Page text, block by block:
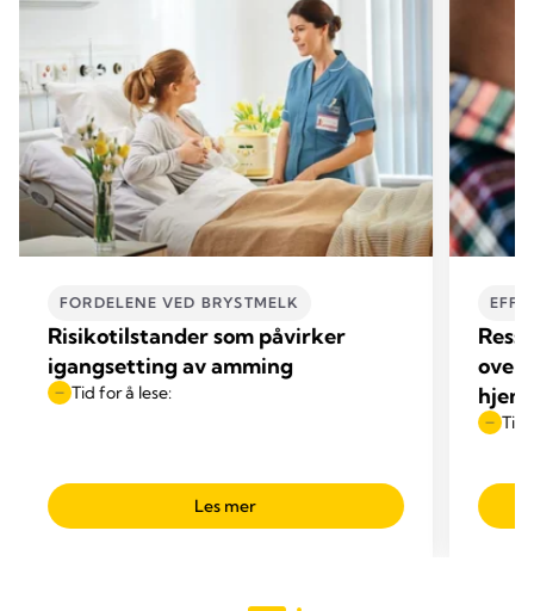
FORDELENE VED BRYSTMELK
Risikotilstander som påvirker
igangsetting av amming
Tid for å lese:
Les mer
Tid